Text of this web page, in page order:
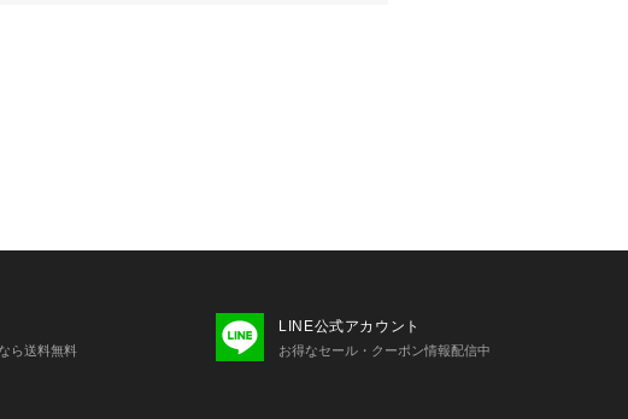
ら送料無料
LINE公式アカウント
お得なセール・クーポン情報配信中